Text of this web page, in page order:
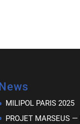
News
MILIPOL PARIS 2025
PROJET MARSEUS